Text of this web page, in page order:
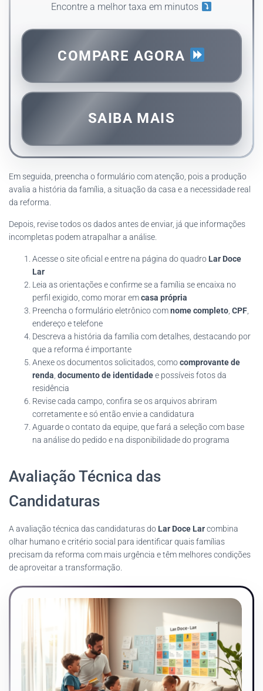
Encontre a melhor taxa em minutos
COMPARE AGORA
SAIBA MAIS
Em seguida, preencha o formulário com atenção, pois a produção
avalia a história da família, a situação da casa e a necessidade real
da reforma.
Depois, revise todos os dados antes de enviar, já que informações
incompletas podem atrapalhar a análise.
Acesse o site oficial e entre na página do quadro Lar Doce
Lar
Leia as orientações e confirme se a família se encaixa no
perfil exigido, como morar emcasa própria
Preencha o formulário eletrônico comnome completo CPF
endereço e telefone
Descreva a história da família com detalhes, destacando por
que a reforma é importante
Anexe os documentos solicitados, comocomprovante de
renda documento de identidadee possíveis fotos da
residência
Revise cada campo, confira se os arquivos abriram
corretamente e só então envie a candidatura
Aguarde o contato da equipe, que fará a seleção com base
na análise do pedido e na disponibilidade do programa
Avaliação Técnica das
Candidaturas
A avaliação técnica das candidaturas do Lar Doce Larcombina
olhar humano e critério social para identificar quais famílias
precisam da reforma com mais urgência e têm melhores condições
de aproveitar a transformação.